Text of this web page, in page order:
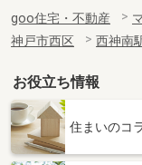
goo住宅・不動産
神戸市西区
西神南
お役立ち情報
住まいのコ